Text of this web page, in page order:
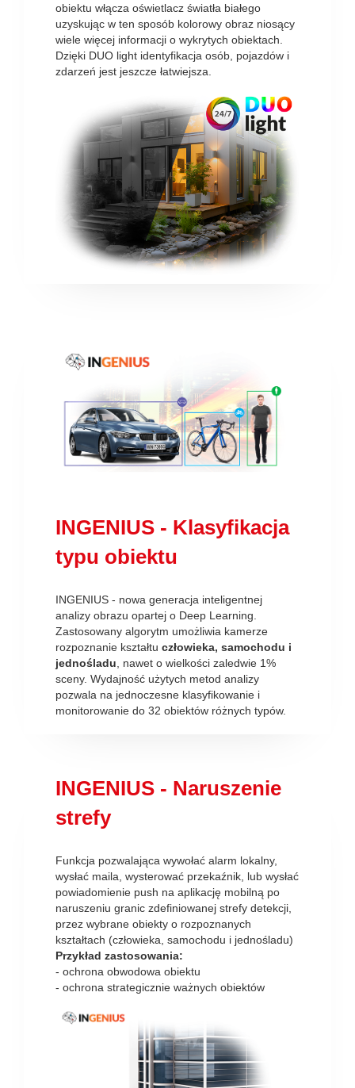
obiektu włącza oświetlacz światła białego
uzyskując w ten sposób kolorowy obraz niosący
wiele więcej informacji o wykrytych obiektach.
Dzięki DUO light identyfikacja osób, pojazdów i
zdarzeń jest jeszcze łatwiejsza.
INGENIUS - Klasyfikacja
typu obiektu
INGENIUS - nowa generacja inteligentnej
analizy obrazu opartej o Deep Learning.
Zastosowany algorytm umożliwia kamerze
rozpoznanie kształtu człowieka, samochodu i
jednośladu , nawet o wielkości zaledwie 1%
sceny. Wydajność użytych metod analizy
pozwala na jednoczesne klasyfikowanie i
monitorowanie do 32 obiektów różnych typów.
INGENIUS - Naruszenie
strefy
Funkcja pozwalająca wywołać alarm lokalny,
wysłać maila, wysterować przekaźnik, lub wysłać
powiadomienie push na aplikację mobilną po
naruszeniu granic zdefiniowanej strefy detekcji,
przez wybrane obiekty o rozpoznanych
kształtach (człowieka, samochodu i jednośladu)
Przykład zastosowania:
- ochrona obwodowa obiektu
- ochrona strategicznie ważnych obiektów